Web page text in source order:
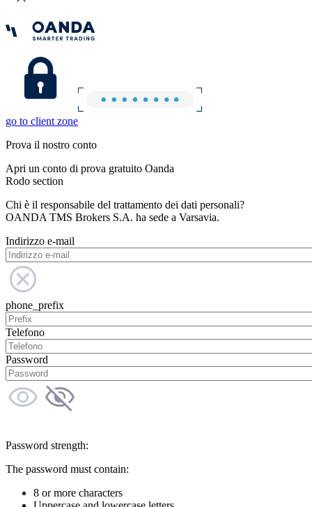
go to client zone
Prova il nostro conto
Apri un conto di prova gratuito Oanda
Rodo section
Chi è il responsabile del trattamento dei dati personali?
OANDA TMS Brokers S.A. ha sede a Varsavia.
Indirizzo e-mail
phone_prefix
Telefono
Password
Password strength:
The password must contain:
8 or more characters